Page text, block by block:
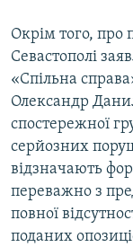
Окрім того, про
Севастополі
«Спільна
Олександр
спостережної
серйозних
відзначають
переважно з
повної
поданих